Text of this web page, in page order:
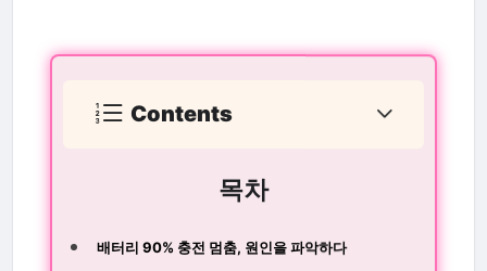
Contents
목차
배터리 90% 충전 멈춤, 원인을 파악하다